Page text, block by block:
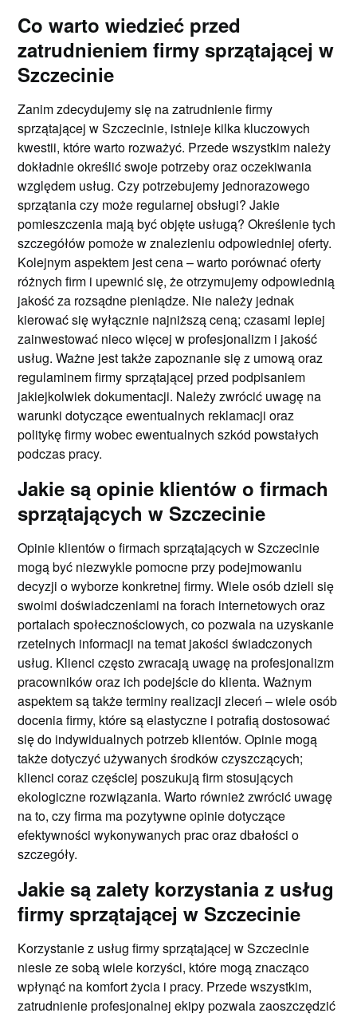
Co warto wiedzieć przed
zatrudnieniem firmy sprzątającej w
Szczecinie
Zanim zdecydujemy się na zatrudnienie firmy
sprzątającej w Szczecinie, istnieje kilka kluczowych
kwestii, które warto rozważyć. Przede wszystkim należy
dokładnie określić swoje potrzeby oraz oczekiwania
względem usług. Czy potrzebujemy jednorazowego
sprzątania czy może regularnej obsługi? Jakie
pomieszczenia mają być objęte usługą? Określenie tych
szczegółów pomoże w znalezieniu odpowiedniej oferty.
Kolejnym aspektem jest cena – warto porównać oferty
różnych firm i upewnić się, że otrzymujemy odpowiednią
jakość za rozsądne pieniądze. Nie należy jednak
kierować się wyłącznie najniższą ceną; czasami lepiej
zainwestować nieco więcej w profesjonalizm i jakość
usług. Ważne jest także zapoznanie się z umową oraz
regulaminem firmy sprzątającej przed podpisaniem
jakiejkolwiek dokumentacji. Należy zwrócić uwagę na
warunki dotyczące ewentualnych reklamacji oraz
politykę firmy wobec ewentualnych szkód powstałych
podczas pracy.
Jakie są opinie klientów o firmach
sprzątających w Szczecinie
Opinie klientów o firmach sprzątających w Szczecinie
mogą być niezwykle pomocne przy podejmowaniu
decyzji o wyborze konkretnej firmy. Wiele osób dzieli się
swoimi doświadczeniami na forach internetowych oraz
portalach społecznościowych, co pozwala na uzyskanie
rzetelnych informacji na temat jakości świadczonych
usług. Klienci często zwracają uwagę na profesjonalizm
pracowników oraz ich podejście do klienta. Ważnym
aspektem są także terminy realizacji zleceń – wiele osób
docenia firmy, które są elastyczne i potrafią dostosować
się do indywidualnych potrzeb klientów. Opinie mogą
także dotyczyć używanych środków czyszczących;
klienci coraz częściej poszukują firm stosujących
ekologiczne rozwiązania. Warto również zwrócić uwagę
na to, czy firma ma pozytywne opinie dotyczące
efektywności wykonywanych prac oraz dbałości o
szczegóły.
Jakie są zalety korzystania z usług
firmy sprzątającej w Szczecinie
Korzystanie z usług firmy sprzątającej w Szczecinie
niesie ze sobą wiele korzyści, które mogą znacząco
wpłynąć na komfort życia i pracy. Przede wszystkim,
zatrudnienie profesjonalnej ekipy pozwala zaoszczędzić